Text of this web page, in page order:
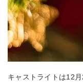
キャストライトは12